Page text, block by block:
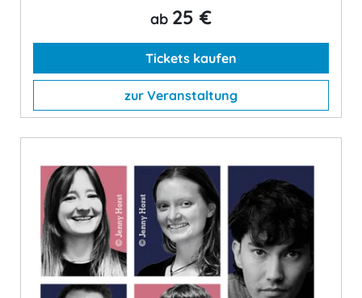
ab 25 €
Tickets kaufen
zur Veranstaltung